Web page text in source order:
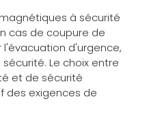
à sécurité
cas de coupure de
d'urgence,
Le choix entre
et de sécurité
des exigences de